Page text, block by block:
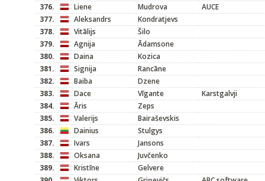
376.
Liene Mudrova
AUCE
377.
Aleksandrs
Kondratjevs
378.
Vitālijs
Šilo
379.
Agnija
Ādamsone
380.
Daina
Kozica
381.
Signija
Rancāne
382.
Baiba
Dzene
383.
Dace Vīgante
Karstgalvji
384.
Āris
Zeps
385.
Valerijs
Bairaševskis
386.
Dainius
Stulgys
387.
Ivars
Jansons
388.
Oksana
Juvčenko
389.
Kristīne
Gelvere